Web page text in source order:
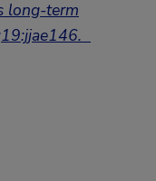
long-term